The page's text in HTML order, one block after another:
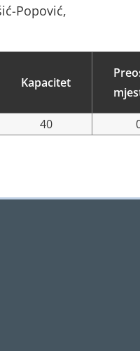
Popović,
Kapacitet
40